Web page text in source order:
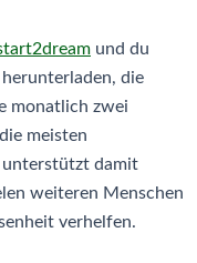
und du
herunterladen, die
monatlich zwei
meisten
unterstützt damit
weiteren Menschen
verhelfen.